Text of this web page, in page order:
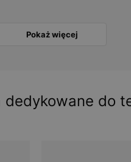
Pokaż więcej
dedykowane do